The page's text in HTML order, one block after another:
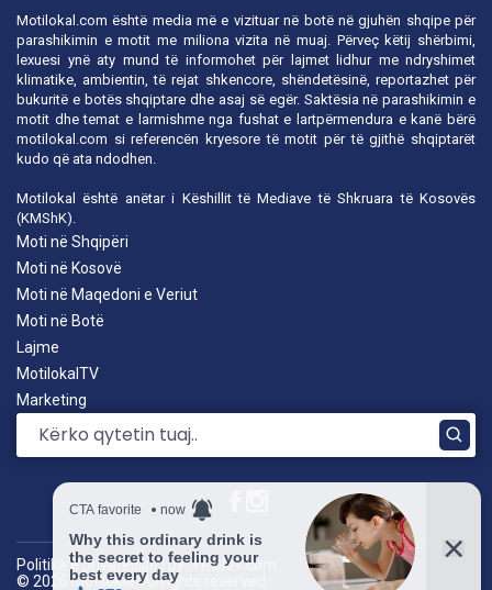
Motilokal.com është media më e vizituar në botë në gjuhën shqipe për
parashikimin e motit me miliona vizita në muaj. Përveç këtij shërbimi,
lexuesi ynë aty mund të informohet për lajmet lidhur me ndryshimet
klimatike, ambientin, të rejat shkencore, shëndetësinë, reportazhet për
bukuritë e botës shqiptare dhe asaj së egër. Saktësia në parashikimin e
motit dhe temat e larmishme nga fushat e lartpërmendura e kanë bërë
motilokal.com si referencën kryesore të motit për të gjithë shqiptarët
kudo që ata ndodhen.
Motilokal është anëtar i Këshillit të Mediave të Shkruara të Kosovës
(KMShK).
Moti në Shqipëri
Moti në Kosovë
Moti në Maqedoni e Veriut
Moti në Botë
Lajme
MotilokalTV
Marketing
© 2026 Motilokal. All rights reserved
Politika e privatësisë| by: TROKIT.com